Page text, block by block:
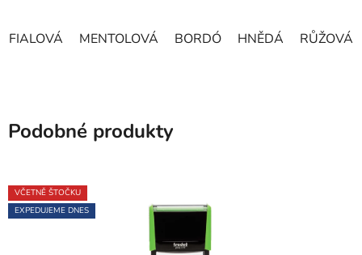
FIALOVÁ MENTOLOVÁ BORDÓ HNĚDÁ RŮŽOVÁ
Podobné produkty
VČETNĚ ŠTOČKU
EXPEDUJEME DNES